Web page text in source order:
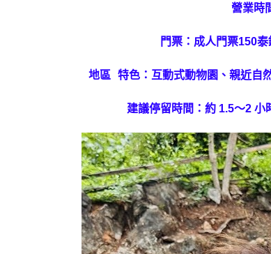
營業時
門票：成人門票150
地區 特色：互動式動物園、親近自
建議停留時間：約 1.5～2